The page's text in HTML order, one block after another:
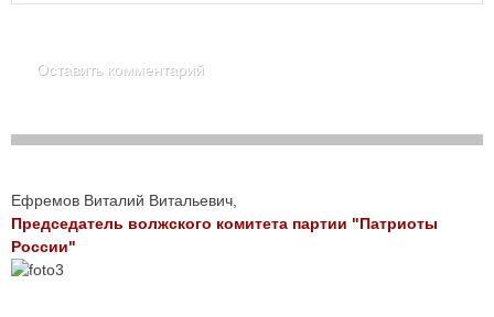
Ефремов Виталий Витальевич,
Председатель волжского комитета партии "Патриоты
России"